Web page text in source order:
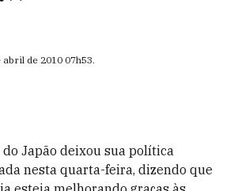
abril de 2010 07h53.
do Japão deixou sua política
nesta quarta-feira, dizendo que